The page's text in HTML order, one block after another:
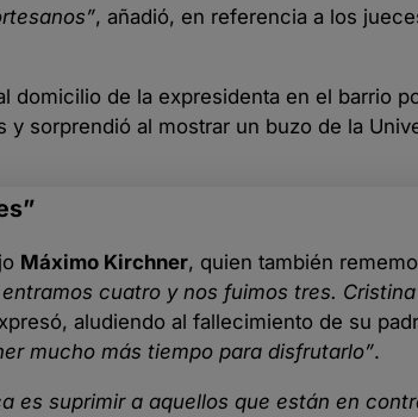
, añadió, en referencia a los
domicilio de la expresidenta en el barrio
sorprendió al mostrar un buzo de la
Máximo Kirchner, quien también
cuatro y nos fuimos tres.
aludiendo al fallecimiento de su
mucho más tiempo para disfrutarlo”.
es suprimir a aquellos que están en